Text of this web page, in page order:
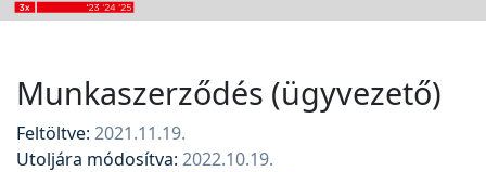
Munkaszerződés (ügyvezető)
Feltöltve: 2021.11.19.
Utoljára módosítva: 2022.10.19.